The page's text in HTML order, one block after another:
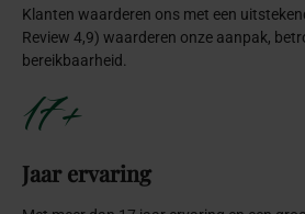
Klanten waarderen ons met een
Review 4,9) waarderen onze aanpak,
bereikbaarheid.
17+
Jaar ervaring